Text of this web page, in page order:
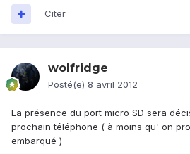
Citer
wolfridge
Posté(e) 8 avril 2012
La présence du port micro SD sera
prochain téléphone ( à moins qu' on
embarqué )